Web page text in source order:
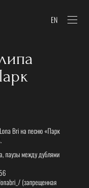
EN
Bri на песню «Парк
паузы между дублями
(запрещенная